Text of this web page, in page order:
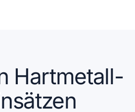
Hartmetall-